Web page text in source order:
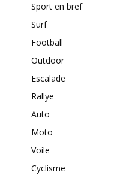
Sport en bref
Surf
Football
Outdoor
Escalade
Rallye
Auto
Moto
Voile
Cyclisme